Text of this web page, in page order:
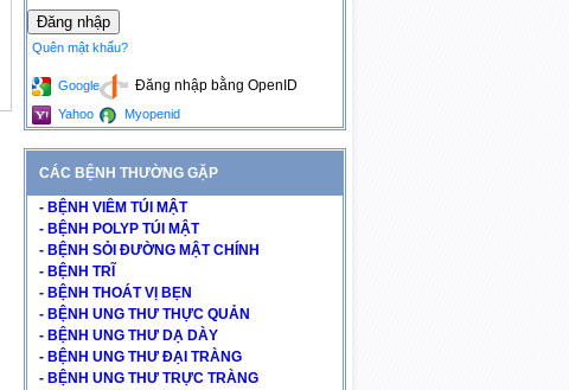
Quên mật khẩu?
Đăng nhập bằng OpenID
Google
Yahoo
Myopenid
CÁC BỆNH THƯỜNG GẶP
- BỆNH VIÊM TÚI MẬT
- BỆNH POLYP TÚI MẬT
- BỆNH SỎI ĐƯỜNG MẬT CHÍNH
- BỆNH TRĨ
- BỆNH THOÁT VỊ BẸN
- BỆNH UNG THƯ THỰC QUẢN
- BỆNH UNG THƯ DẠ DÀY
- BỆNH UNG THƯ ĐẠI TRÀNG
- BỆNH UNG THƯ TRỰC TRÀNG